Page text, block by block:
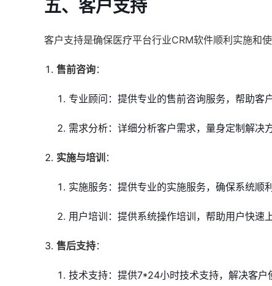
五、客户支持
客户支持是确保医疗平台行业CRM软件顺利实施和
售前咨询：
专业顾问：提供专业的售前咨询服务，帮助客
需求分析：详细分析客户需求，量身定制解决方
实施与培训 ：
实施服务：提供专业的实施服务，确保系统顺利
用户培训：提供系统操作培训，帮助用户快速上
售后支持：
技术支持：提供7*24小时技术支持，解决客户